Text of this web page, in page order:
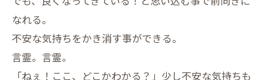
なれる。
不安な気持ちをかき消す事ができる。
言霊。言霊。
「ねぇ！ここ、どこかわかる？」少し不安な気持ちも